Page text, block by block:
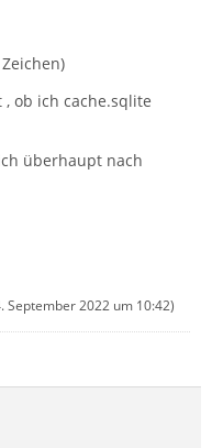
ob ich cache.sqlite
überhaupt nach
September 2022 um 10:42)